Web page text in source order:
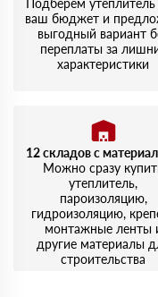
Подберем утеплитель
ваш бюджет и
выгодный вариант
переплаты за
характеристики
12 складов с
Можно сразу
утеплитель,
пароизоляцию,
гидроизоляцию,
монтажные ленты
другие материалы
строительства